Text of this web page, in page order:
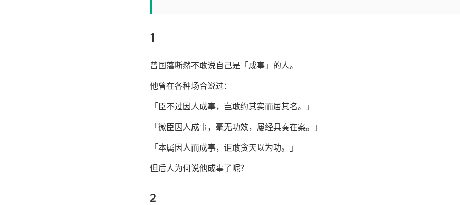
1
曾国藩断然不敢说自己是「成事」的人。
他曾在各种场合说过：
「臣不过因人成事，岂敢约其实而居其名。」
「微臣因人成事，毫无功效，屡经具奏在案。」
「本属因人而成事，讵敢贪天以为功。」
但后人为何说他成事了呢？
2